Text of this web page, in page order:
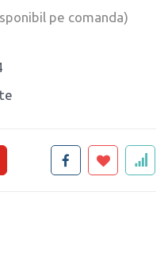
pe comanda)